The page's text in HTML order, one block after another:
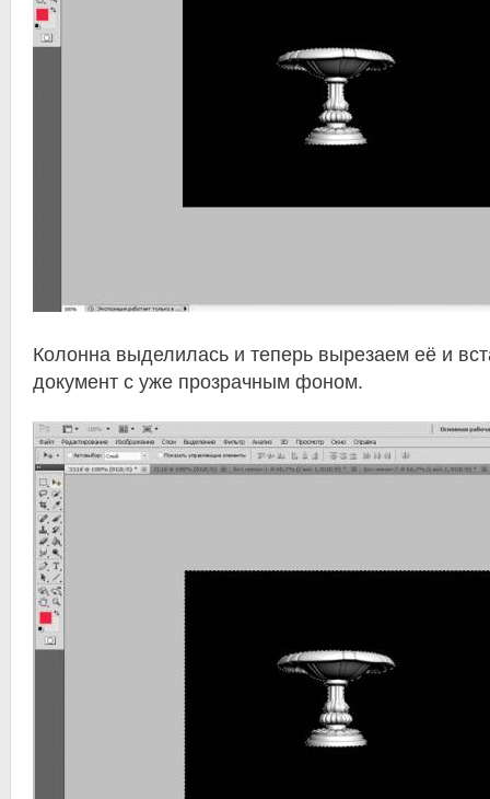
Колонна выделилась и теперь вырезаем её и
документ с уже прозрачным фоном.